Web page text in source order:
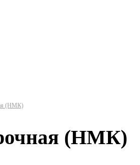
(НМК)
(НМК)